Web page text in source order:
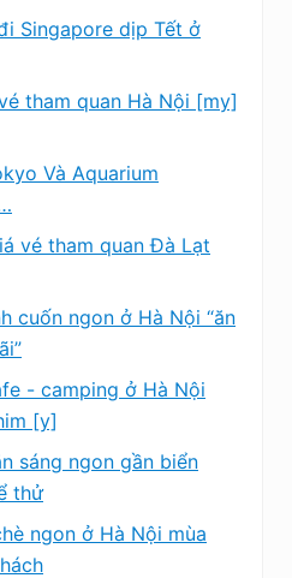
Singapore dịp Tết ở
tham quan Hà Nội [my]
Và Aquarium
vé tham quan Đà Lạt
cuốn ngon ở Hà Nội “ăn
- camping ở Hà Nội
[y]
sáng ngon gần biển
thử
ngon ở Hà Nội mùa